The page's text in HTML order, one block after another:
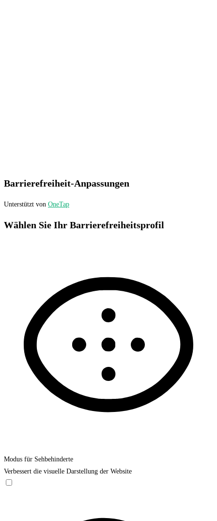
Barrierefreiheit-Anpassungen
Unterstützt von OneTap
Wählen Sie Ihr Barrierefreiheitsprofil
Modus für Sehbehinderte
Verbessert die visuelle Darstellung der Website